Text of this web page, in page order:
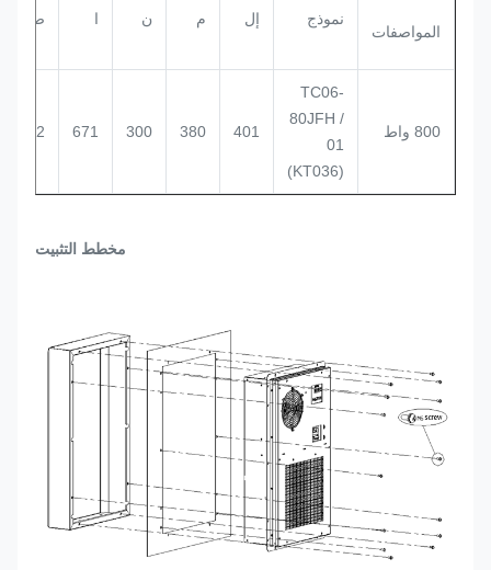
المواصفات
نموذج إل م ن ا ص
800 واط
TC06-
80JFH /
01
(KT036)
401
380
300
671
652
مخطط التثبيت